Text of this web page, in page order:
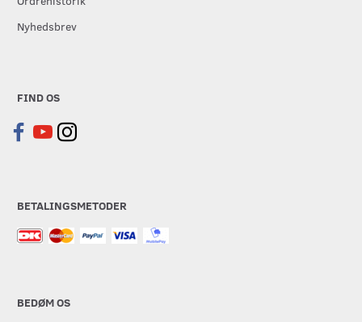
Nyhedsbrev
FIND OS
BETALINGSMETODER
BEDØM OS